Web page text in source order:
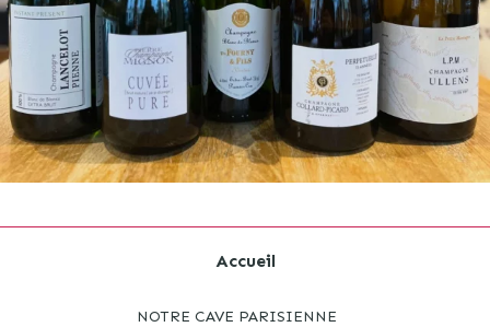
Accueil
NOTRE CAVE PARISIENNE